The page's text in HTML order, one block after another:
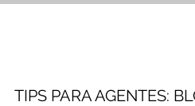
TIPS PARA AGENTES: